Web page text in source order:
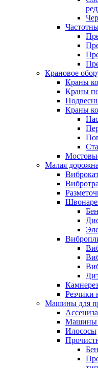
Крановое
Краны
Краны
Краны
Малая
Резчики
Машины для
Машины
Илососы